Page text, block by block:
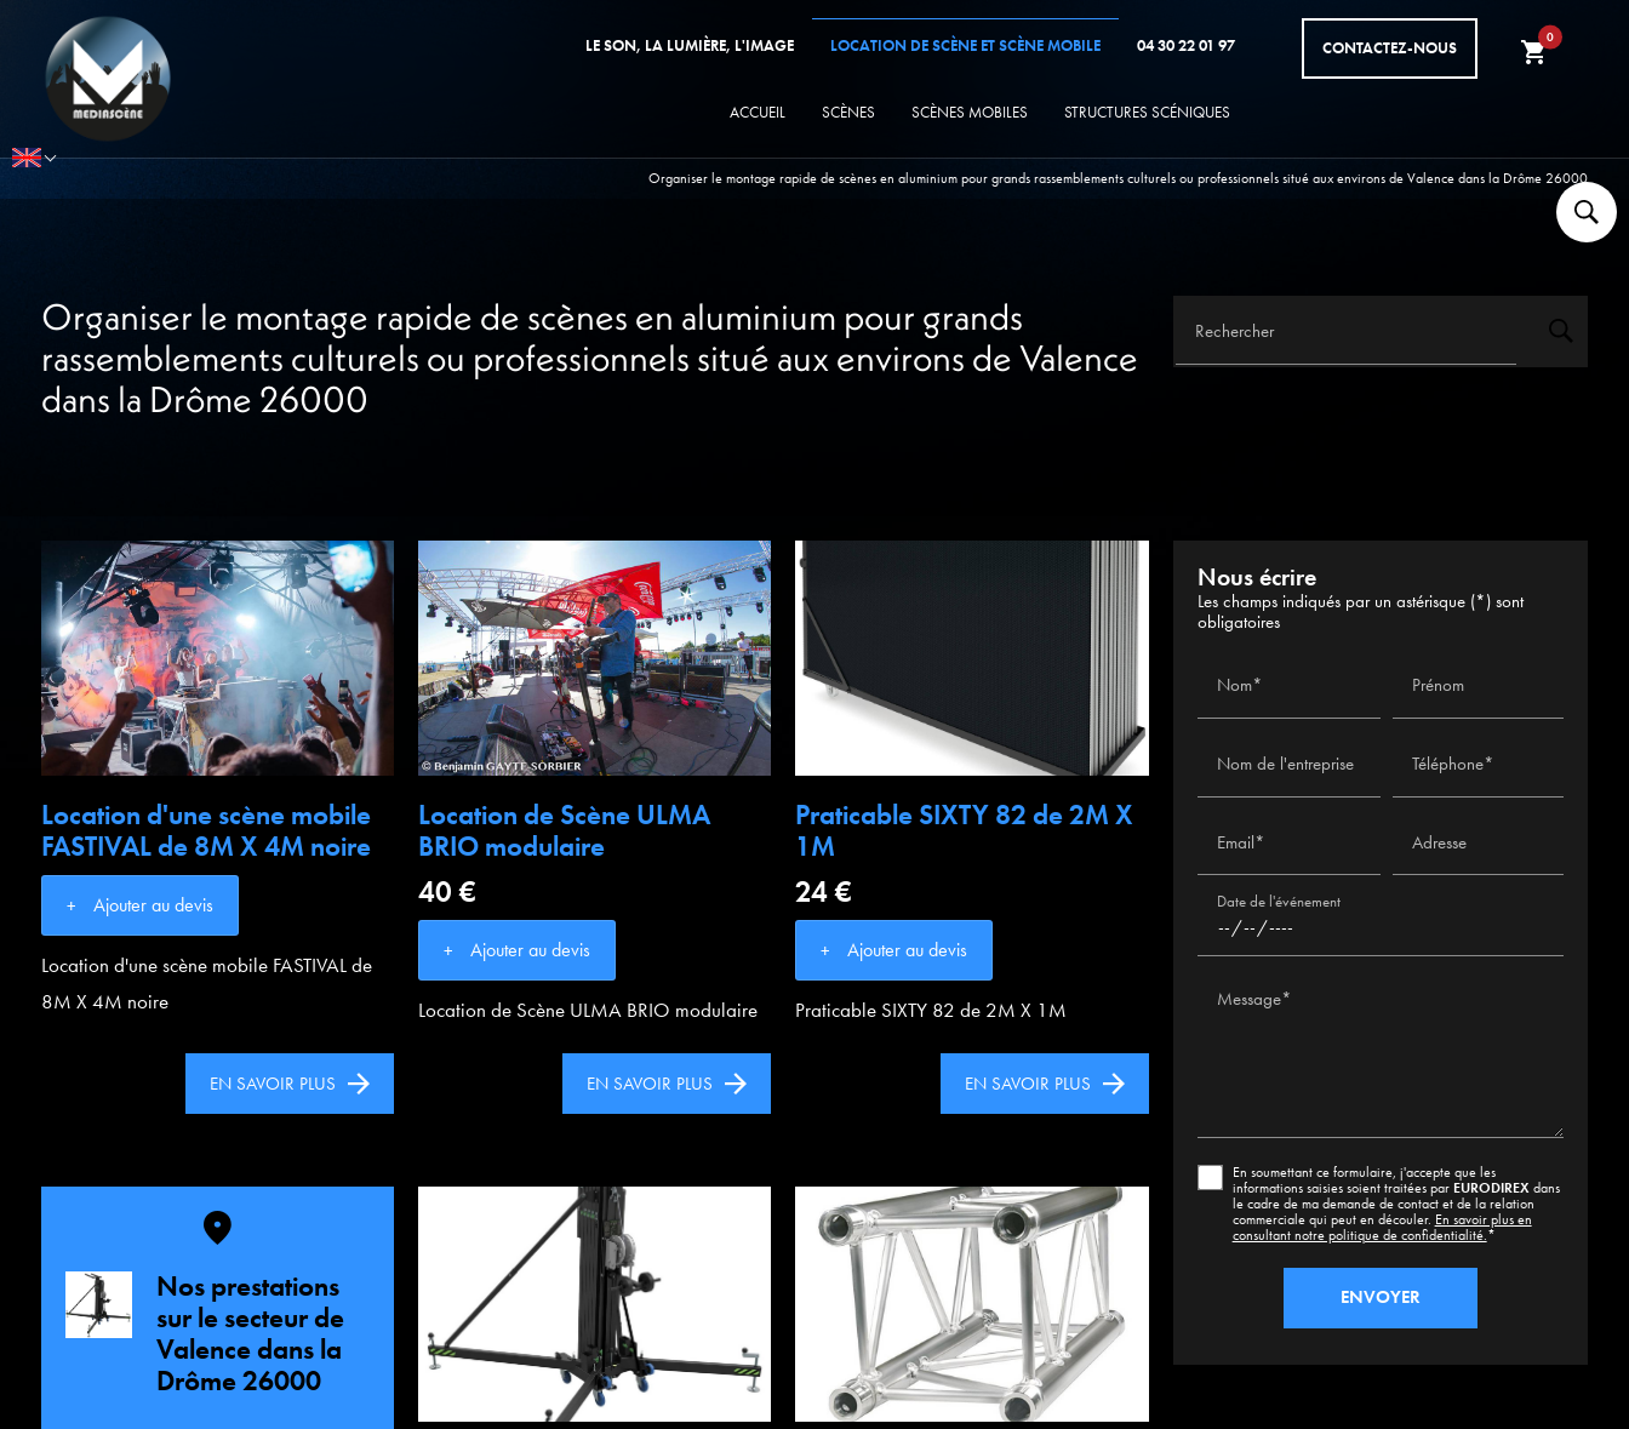
LE SON, LA LUMIÈRE, L'IMAGE LOCATION DE SCÈNE ET SCÈNE MOBILE
ACCUEIL SCÈNES SCÈNES MOBILES STRUCTURES SCÉNIQUES
04 30 22 01 97 CONTACTEZ-NOUS shopping_cart
0
Organiser le montage rapide de scènes en aluminium pour grands rassemblements culturels ou professionnels situé aux environs de Valence dans la Drôme 26000
Organiser le montage rapide de scènes en aluminium pour grands
rassemblements culturels ou professionnels situé aux environs de Valence
dans la Drôme 26000
Rechercher
Location d'une scène mobile
FASTIVAL de 8M X 4M noire
Ajouter au devis
Location d'une scène mobile FASTIVAL de
8M X 4M noire
EN SAVOIR PLUS
Location de Scène ULMA
BRIO modulaire
40 €
Ajouter au devis
Location de Scène ULMA BRIO modulaire
EN SAVOIR PLUS
Praticable SIXTY 82 de 2M X
1M
24 €
Ajouter au devis
Praticable SIXTY 82 de 2M X 1M
EN SAVOIR PLUS
Nos prestations
sur le secteur de
Valence dans la
Drôme 26000
Nous écrire
Les champs indiqués par un astérisque (*) sont
obligatoires
Nom* Prénom
Nom de l'entreprise Téléphone*
Email* Adresse
Date de l'événement
Message*
En soumettant ce formulaire, j'accepte que les
informations saisies soient traitées par EURODIREXdans
le cadre de ma demande de contact et de la relation
commerciale qui peut en découler. En savoir plus en
consultant notre politique de confidentialité.*